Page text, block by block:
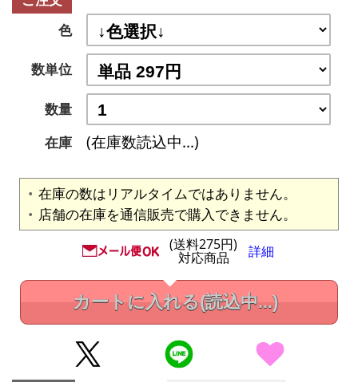
色
数単位
数量
在庫
(在庫数読込中...)
在庫の数はリアルタイムではありません。
店舗の在庫を通信販売で購入できません。
(送料275円)
対応商品 詳細
カートに入れる(読込中...)